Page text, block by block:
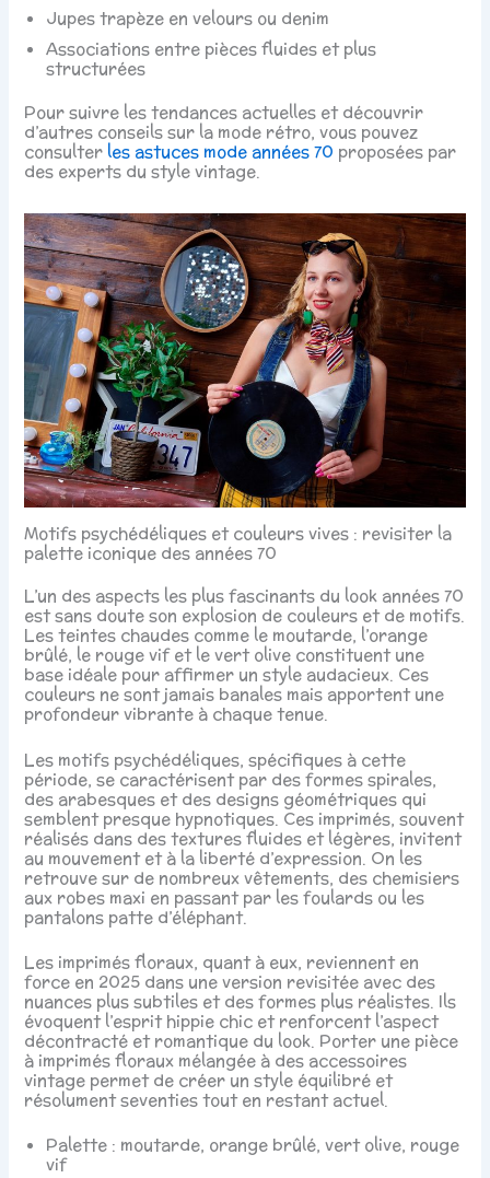
Jupes trapèze en velours ou denim
Associations entre pièces fluides et plus
structurées
Pour suivre les tendances actuelles et découvrir
d’autres conseils sur la mode rétro, vous pouvez
consulter les astuces mode années 70 proposées par
des experts du style vintage.
Motifs psychédéliques et couleurs vives : revisiter la
palette iconique des années 70
L’un des aspects les plus fascinants du look années 70
est sans doute son explosion de couleurs et de motifs.
Les teintes chaudes comme le moutarde, l’orange
brûlé, le rouge vif et le vert olive constituent une
base idéale pour affirmer un style audacieux. Ces
couleurs ne sont jamais banales mais apportent une
profondeur vibrante à chaque tenue.
Les motifs psychédéliques, spécifiques à cette
période, se caractérisent par des formes spirales,
des arabesques et des designs géométriques qui
semblent presque hypnotiques. Ces imprimés, souvent
réalisés dans des textures fluides et légères, invitent
au mouvement et à la liberté d’expression. On les
retrouve sur de nombreux vêtements, des chemisiers
aux robes maxi en passant par les foulards ou les
pantalons patte d’éléphant.
Les imprimés floraux, quant à eux, reviennent en
force en 2025 dans une version revisitée avec des
nuances plus subtiles et des formes plus réalistes. Ils
évoquent l’esprit hippie chic et renforcent l’aspect
décontracté et romantique du look. Porter une pièce
à imprimés floraux mélangée à des accessoires
vintage permet de créer un style équilibré et
résolument seventies tout en restant actuel.
Palette : moutarde, orange brûlé, vert olive, rouge
vif